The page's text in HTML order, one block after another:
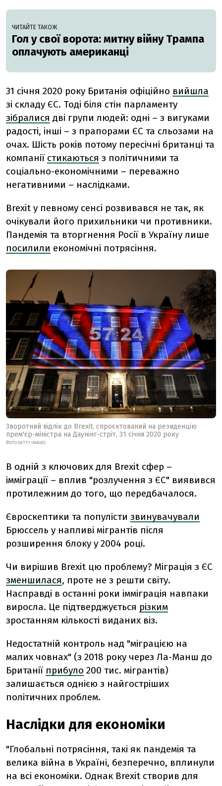
ЧИТАЙТЕ ТАКОЖ
Гол у свої ворота: митну війну Трампа
оплачують американці
31 січня 2020 року Британія офіційно вийшла
зі складу ЄС. Тоді біля стін парламенту
зібралися дві групи людей: одні – з вигуками
радості, інші – з прапорами ЄС та сльозами на
очах. Шість років потому пересічні британці та
компанії стикаються з політичними та
соціально-економічними – переважно
негативними – наслідками.
Brexit у певному сенсі розвивався не так, як
очікували його прихильники чи противники.
Пандемія та вторгнення Росії в Україну лише
посилили економічні потрясіння.
Зворотний відлік до Brexit, спроєктований на резиденцію
прем'єр-міністра на Даунінг-стріт, 31 січня 2020 року
ФОТО GETTY IMAGES
В одній з ключових для Brexit сфер –
імміграції – вплив "розлучення з ЄС" виявився
протилежним до того, що передбачалося.
Євроскептики та популісти звинувачували
Брюссель у напливі мігрантів після
розширення блоку у 2004 році.
Чи вирішив Brexit цю проблему? Міграція з ЄС
зменшилася, проте не з решти світу.
Насправді в останні роки імміграція навпаки
виросла. Це підтверджується різким
зростанням кількості виданих віз.
Недостатній контроль над "міграцією на
малих човнах" (з 2018 року через Ла-Манш до
Британії прибуло 200 тис. мігрантів)
залишається однією з найгостріших
політичних проблем.
Наслідки для економіки
"Глобальні потрясіння, такі як пандемія та
велика війна в Україні, безперечно, вплинули
на всі економіки. Однак Brexit створив для